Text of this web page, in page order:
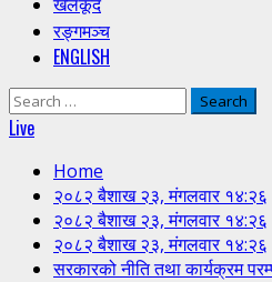
रङ्गमञ्च
ENGLISH
Search
for:
Live
Home
२०८२ बैशाख २३, मंगलवार १४:२६
२०८२ बैशाख २३, मंगलवार १४:२६
२०८२ बैशाख २३, मंगलवार १४:२६
सरकारको नीति तथा कार्यक्रम